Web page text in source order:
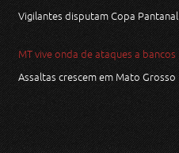
Vigilantes disputam Copa Pantanal
MT vive onda de ataques a bancos
Assaltas crescem em Mato Grosso